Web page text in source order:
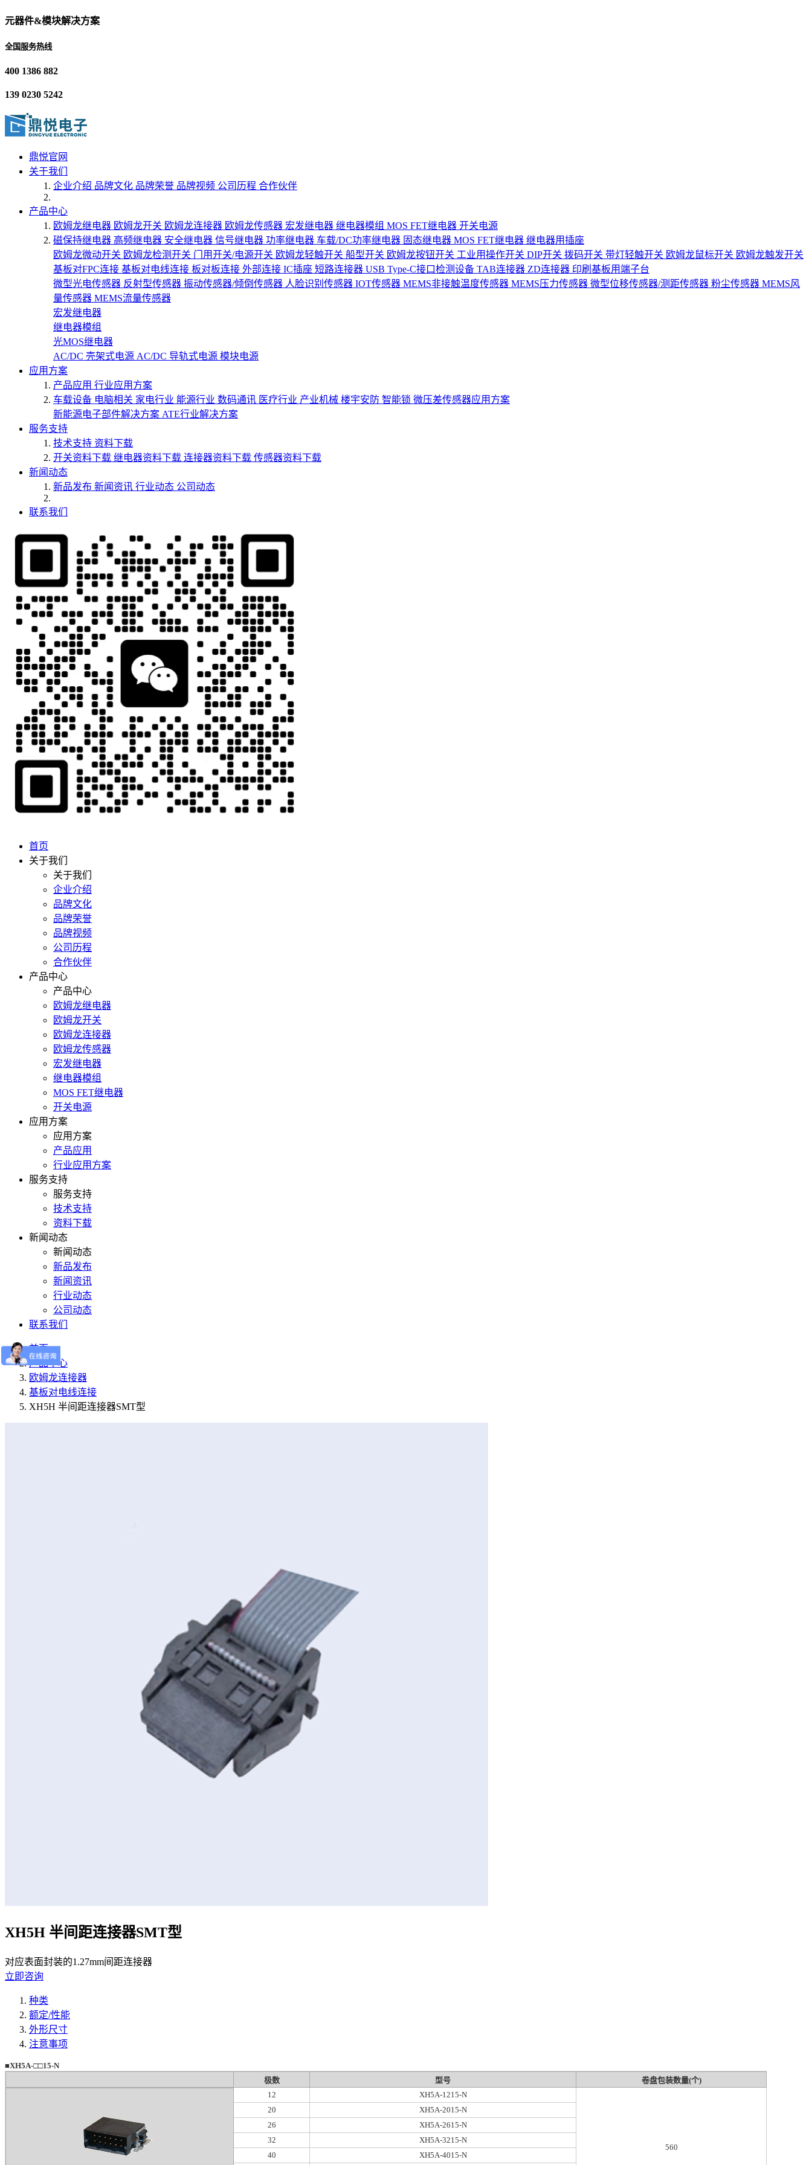
元器件&模块解决方案
全国服务热线
400 1386 882
139 0230 5242
鼎悦官网
关于我们
企业介绍 品牌文化 品牌荣誉 品牌视频 公司历程 合作伙伴
产品中心
欧姆龙继电器 欧姆龙开关 欧姆龙连接器 欧姆龙传感器 宏发继电器 继电器模组 MOS FET继电器 开关电源
磁保持继电器 高频继电器 安全继电器 信号继电器 功率继电器 车载/DC功率继电器 固态继电器 MOS FET继电器 继电器用插座
欧姆龙微动开关 欧姆龙检测开关 门用开关/电源开关 欧姆龙轻触开关 船型开关 欧姆龙按钮开关 工业用操作开关 DIP开关 拨码开关 带灯轻触开关 欧姆龙鼠标开关 欧姆龙触发开关
基板对FPC连接 基板对电线连接 板对板连接 外部连接 IC插座 短路连接器 USB Type-C接口检测设备 TAB连接器 ZD连接器 印刷基板用端子台
微型光电传感器 反射型传感器 振动传感器/倾倒传感器 人脸识别传感器 IOT传感器 MEMS非接触温度传感器 MEMS压力传感器 微型位移传感器/测距传感器 粉尘传感器 MEMS风
量传感器 MEMS流量传感器
宏发继电器
继电器模组
光MOS继电器
AC/DC 壳架式电源 AC/DC 导轨式电源 模块电源
应用方案
产品应用 行业应用方案
车载设备 电脑相关 家电行业 能源行业 数码通讯 医疗行业 产业机械 楼宇安防 智能锁 微压差传感器应用方案
新能源电子部件解决方案 ATE行业解决方案
服务支持
技术支持 资料下载
开关资料下载 继电器资料下载 连接器资料下载 传感器资料下载
新闻动态
新品发布 新闻资讯 行业动态 公司动态
联系我们
首页
关于我们
关于我们
企业介绍
品牌文化
品牌荣誉
品牌视频
公司历程
合作伙伴
产品中心
产品中心
欧姆龙继电器
欧姆龙开关
欧姆龙连接器
欧姆龙传感器
宏发继电器
继电器模组
MOS FET继电器
开关电源
应用方案
应用方案
产品应用
行业应用方案
服务支持
服务支持
技术支持
资料下载
新闻动态
新闻动态
新品发布
新闻资讯
行业动态
公司动态
联系我们
首页
产品中心
欧姆龙连接器
基板对电线连接
XH5H 半间距连接器SMT型
XH5H 半间距连接器SMT型
对应表面封装的1.27mm间距连接器
立即咨询
种类
额定/性能
外形尺寸
注意事项
■XH5A-□□15-N
极数
型号 卷盘包装数量(个)
12 XH5A-1215-N
560
20
XH5A-2015-N
26
XH5A-2615-N
32
XH5A-3215-N
40
XH5A-4015-N